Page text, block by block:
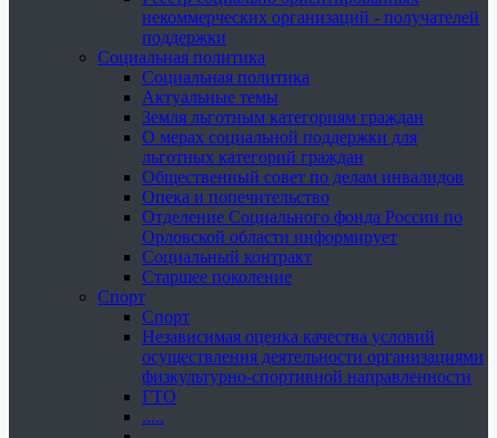
некоммерческих организаций - получателей
поддержки
Социальная политика
Социальная политика
Актуальные темы
Земля льготным категориям граждан
О мерах социальной поддержки для
льготных категорий граждан
Общественный совет по делам инвалидов
Опека и попечительство
Отделение Социального фонда России по
Орловской области информирует
Социальный контракт
Старшее поколение
Спорт
Спорт
Независимая оценка качества условий
осуществления деятельности организациями
физкультурно-спортивной направленности
ГТО
.....